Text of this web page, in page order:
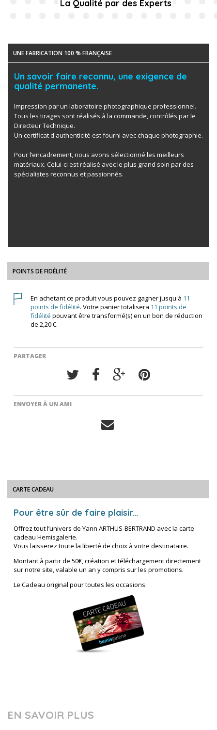
La Qualité par des Experts
UNE FABRICATION 100 % FRANÇAISE
Un savoir faire reconnu, une exigence de
qualité permanente.
Impression par un laboratoire photographique professionnel.
Tous les tirages sont réalisés à la commande, contrôlés par le
Directeur Technique.
Un certificat d'authenticité est fourni avec chaque photographie.
Pour l’encadrement, nous avons sélectionné les meilleurs
matériaux. Celui-ci est réalisé avec le plus grand soin par des
spécialistes reconnus et passionnés.
POINTS DE FIDÉLITÉ
En achetant ce produit vous pouvez gagner jusqu'à 11
points de fidélité. Votre panier totalisera 11 points de
fidélité pouvant être transformé(s) en un bon de réduction
de 2,20 €.
PARTAGER
ENVOYER À UN AMI
CARTE CADEAU
Pour être sûr de faire plaisir...
Offrez tout l’univers de Yann ARTHUS-BERTRAND avec la carte
cadeau Hemisgalerie.
Vous laisserez toute la liberté de choix à votre destinataire.
Montant à partir de 50€, création et téléchargement directement
sur notre site, valable un an y compris sur les promotions.
Le Cadeau original pour toutes les occasions.
EN SAVOIR PLUS